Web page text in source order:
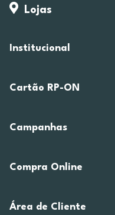
Lojas
Institucional
Cartão RP-ON
Campanhas
Compra Online
Área de Cliente